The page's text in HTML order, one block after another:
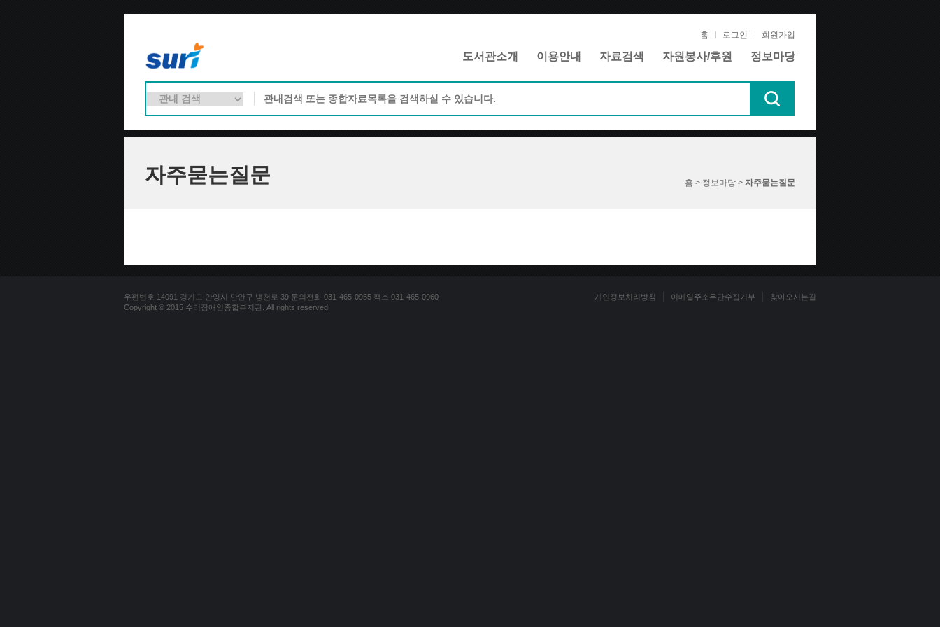
홈 로그인 회원가입
도서관소개 이용안내 자료검색 자원봉사/후원 정보마당
자주묻는질문 홈 > 정보마당 > 자주묻는질문
우편번호 14091 경기도 안양시 만안구 냉천로 39 문의전화 031-465-0955 팩스 031-465-0960
Copyright © 2015 수리장애인종합복지관. All rights reserved.
개인정보처리방침 이메일주소무단수집거부 찾아오시는길